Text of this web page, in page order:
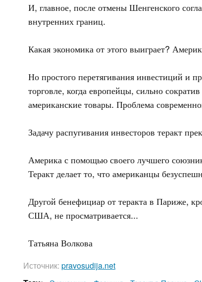
И, главное, после отмены Шенгенского
внутренних границ.
Какая экономика от этого выиграет?
Но простого перетягивания инвестиций и
торговле, когда европейцы, сильно
американские товары. Проблема
Задачу распугивания инвесторов теракт
Америка с помощью своего лучшего
Теракт делает то, что американцы
Другой бенефициар от теракта в Париже,
США, не просматривается...
Татьяна Волкова
Источник: pravosudija.net